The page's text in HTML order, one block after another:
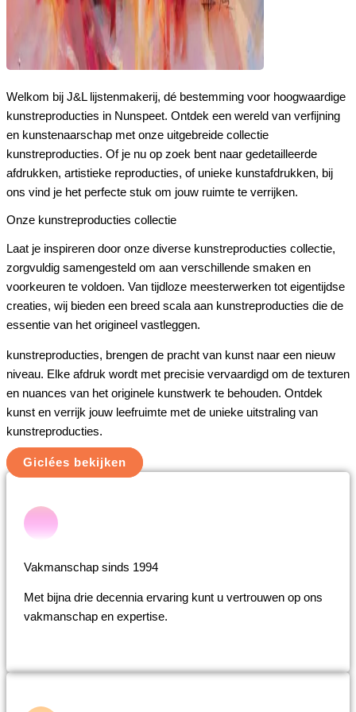
Welkom bij J&L lijstenmakerij, dé bestemming voor hoogwaardige
kunstreproducties in Nunspeet. Ontdek een wereld van verfijning
en kunstenaarschap met onze uitgebreide collectie
kunstreproducties. Of je nu op zoek bent naar gedetailleerde
afdrukken, artistieke reproducties, of unieke kunstafdrukken, bij
ons vind je het perfecte stuk om jouw ruimte te verrijken.
Onze kunstreproducties collectie
Laat je inspireren door onze diverse kunstreproducties collectie,
zorgvuldig samengesteld om aan verschillende smaken en
voorkeuren te voldoen. Van tijdloze meesterwerken tot eigentijdse
creaties, wij bieden een breed scala aan kunstreproducties die de
essentie van het origineel vastleggen.
kunstreproducties, brengen de pracht van kunst naar een nieuw
niveau. Elke afdruk wordt met precisie vervaardigd om de texturen
en nuances van het originele kunstwerk te behouden. Ontdek
kunst en verrijk jouw leefruimte met de unieke uitstraling van
kunstreproducties.
Giclées bekijken
Vakmanschap sinds 1994
Met bijna drie decennia ervaring kunt u vertrouwen op ons
vakmanschap en expertise.